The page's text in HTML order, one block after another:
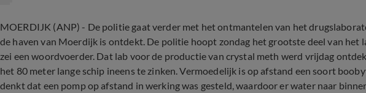
MOERDIJK (ANP) - De politie gaat verder met het ontmantelen van het
de haven van Moerdijk is ontdekt. De politie hoopt zondag het grootste deel van het
zei een woordvoerder. Dat lab voor de productie van crystal meth werd vrijdag
het 80 meter lange schip ineens te zinken. Vermoedelijk is op afstand een soort
denkt dat een pomp op afstand in werking was gesteld, waardoor er water naar